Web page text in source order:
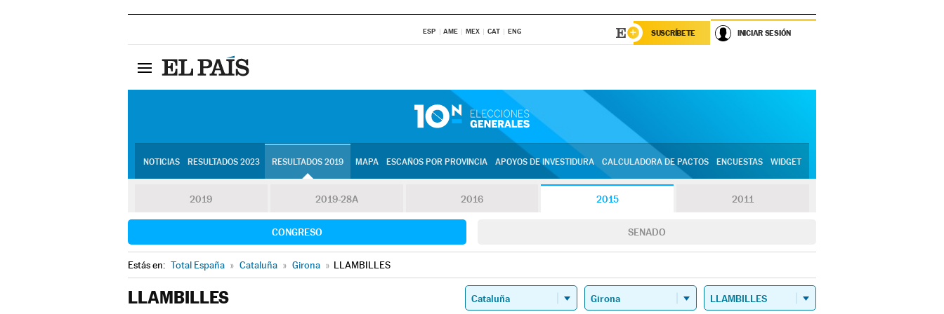
ESP AME MEX CAT ENG SUSCRÍBETE INICIAR SESIÓN
NOTICIAS RESULTADOS 2023 RESULTADOS 2019 MAPA ESCAÑOS POR PROVINCIA APOYOS DE INVESTIDURA CALCULADORA DE PACTOS ENCUESTAS WIDGET
2019 2019-28A 2016 2015 2011
CONGRESO SENADO
Estás en: Total España » Cataluña » Girona » LLAMBILLES
LLAMBILLES